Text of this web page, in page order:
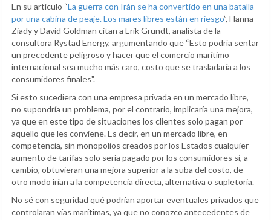
En su artículo “La guerra con Irán se ha convertido en una batalla
por una cabina de peaje. Los mares libres están en riesgo”, Hanna
Ziady y David Goldman citan a Erik Grundt, analista de la
consultora Rystad Energy, argumentando que “Esto podría sentar
un precedente peligroso y hacer que el comercio marítimo
internacional sea mucho más caro, costo que se trasladaría a los
consumidores finales".
Si esto sucediera con una empresa privada en un mercado libre,
no supondría un problema, por el contrario, implicaría una mejora,
ya que en este tipo de situaciones los clientes solo pagan por
aquello que les conviene. Es decir, en un mercado libre, en
competencia, sin monopolios creados por los Estados cualquier
aumento de tarifas solo sería pagado por los consumidores si, a
cambio, obtuvieran una mejora superior a la suba del costo, de
otro modo irían a la competencia directa, alternativa o supletoria.
No sé con seguridad qué podrían aportar eventuales privados que
controlaran vías marítimas, ya que no conozco antecedentes de